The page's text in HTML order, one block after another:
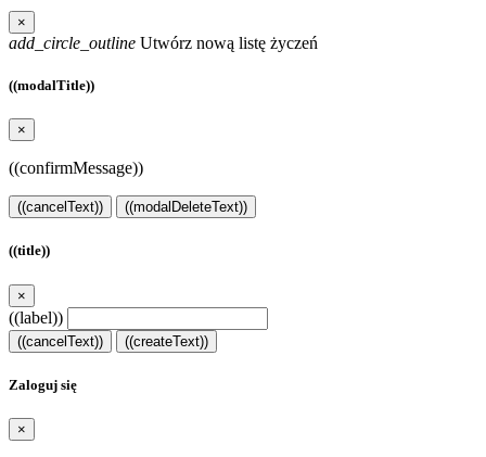
×
add_circle_outline Utwórz nową listę życzeń
((modalTitle))
×
((confirmMessage))
((cancelText)) ((modalDeleteText))
((title))
×
((label))
((cancelText)) ((createText))
Zaloguj się
×